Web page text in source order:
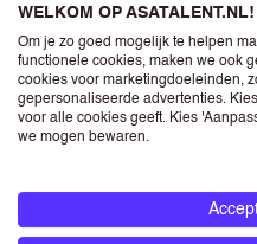
IK ZOEK WERK
VACATURES PER STAD
WELKOM OP ASATALENT.NL!
Om je zo goed mogelijk te helpen
functionele cookies, maken we ook
cookies voor marketingdoeleinden,
gepersonaliseerde advertenties.
voor alle cookies geeft. Kies
we mogen bewaren.